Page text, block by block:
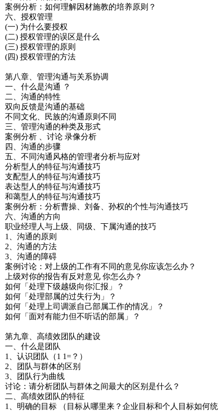
案例分析：如何理解因材施教的培养原则？
六、授权管理
(一) 为什么要授权
(二) 授权管理的误区是什么
(三) 授权管理的原则
(四) 授权管理的方法
第八章、管理沟通与关系协调
一、什么是沟通 ？
二、沟通的特性
双向反馈是沟通的基础
不同文化、民族的沟通原则不同
三、管理沟通的种类及形式
案例分析 、讨论 录像分析
四、沟通的步骤
五、不同沟通风格的管理者分析与应对
分析型人的特征与沟通技巧
支配型人的特征与沟通技巧
表达型人的特征与沟通技巧
和蔼型人的特征与沟通技巧
案例分析：分析曹操、刘备、孙权的个性与沟通技巧
六、沟通的方向
职业经理人与上级、同级、下属沟通的技巧
1、沟通的原则
2、沟通的方法
3、沟通的障碍
案例讨论：对上级的工作有不同的意见你应该怎么办？
上级对你的报告有反对意见 你怎么办？
如何「处理下级越级向你汇报」？
如何「处理部属的过失行为」？
如何「处理上司调派自己部属工作的情况」？
如何「面对有能力但不听话的部属」？
第九章、高绩效团队的建设
一、什么是团队
1、认识团队（1 1=？）
2、团队与群体的区别
3、团队行为曲线
讨论：请分析团队与群体之间最大的区别是什么？
二、高绩效团队的特征
1、明确的目标 （目标从哪里来？企业目标和个人目标如何统